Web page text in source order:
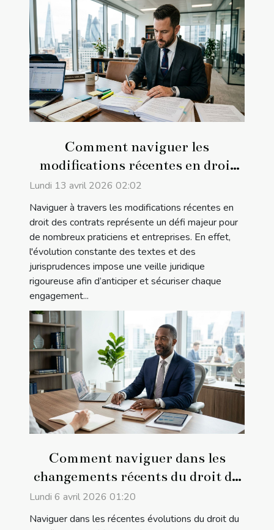
Comment naviguer les
modifications récentes en droit
des contrats ?
Lundi 13 avril 2026 02:02
Naviguer à travers les modifications récentes en
droit des contrats représente un défi majeur pour
de nombreux praticiens et entreprises. En effet,
l'évolution constante des textes et des
jurisprudences impose une veille juridique
rigoureuse afin d’anticiper et sécuriser chaque
engagement...
Comment naviguer dans les
changements récents du droit du
travail ?
Lundi 6 avril 2026 01:20
Naviguer dans les récentes évolutions du droit du